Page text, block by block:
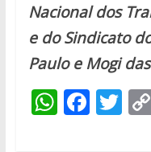
Nacional dos
e do Sindicato
Paulo e Mogi
W F T